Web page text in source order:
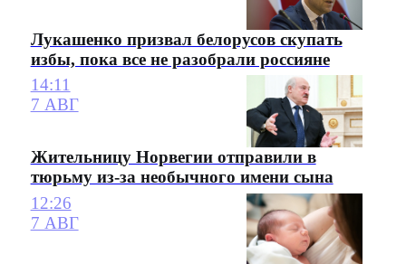
Лукашенко призвал белорусов скупать
избы, пока все не разобрали россияне
14:11
7 АВГ
Жительницу Норвегии отправили в
тюрьму из-за необычного имени сына
12:26
7 АВГ